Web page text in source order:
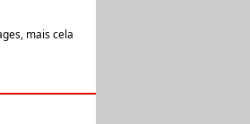
mais cela